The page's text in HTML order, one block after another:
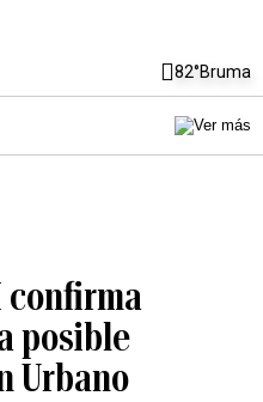
82°Bruma
confirma
posible
Urbano